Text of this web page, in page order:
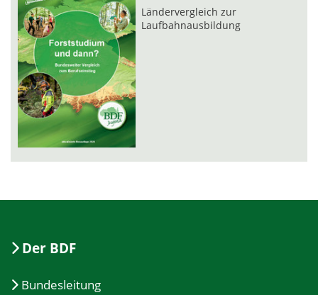
Ländervergleich zur
Laufbahnausbildung
Der BDF
Bundesleitung